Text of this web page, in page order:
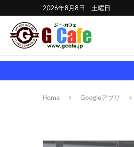
2026年8月8日 土曜日
Home Googleアプリ